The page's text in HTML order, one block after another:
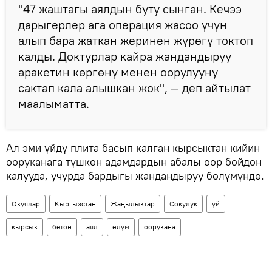
"47 жаштагы аялдын буту сынган. Кечээ
дарыгерлер ага операция жасоо үчүн
алып бара жаткан жеринен жүрөгү токтоп
калды. Доктурлар кайра жандандыруу
аракетин көргөнү менен оорулууну
сактап кала алышкан жок", — деп айтылат
маалыматта.
Ал эми үйдү плита басып калган кырсыктан кийин
ооруканага түшкөн адамдардын абалы оор бойдон
калууда, учурда бардыгы жандандыруу бөлүмүндө.
Окуялар Кыргызстан Жаңылыктар Сокулук үй
кырсык бетон аял өлүм оорукана